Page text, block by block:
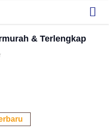
& Terlengkap